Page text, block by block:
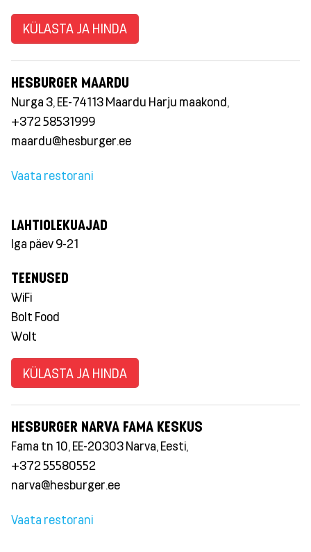
KÜLASTA JA HINDA
HESBURGER MAARDU
Nurga 3, EE-74113 Maardu Harju maakond,
+372 58531999
maardu@hesburger.ee
Vaata restorani
LAHTIOLEKUAJAD
Iga päev 9-21
TEENUSED
WiFi
Bolt Food
Wolt
KÜLASTA JA HINDA
HESBURGER NARVA FAMA KESKUS
Fama tn 10, EE-20303 Narva, Eesti,
+372 55580552
narva@hesburger.ee
Vaata restorani